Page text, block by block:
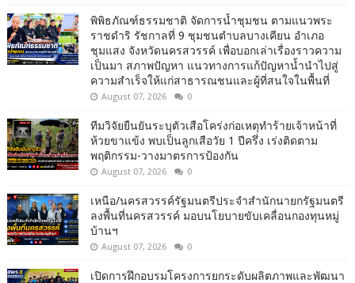
พิพิธภัณฑ์ธรรมชาติ จัดการน้ำชุมชน ตามแนวพระ
ราชดำริ รัชกาลที่ 9 ชุมชนตำบลบางเคียน อำเภอ
ชุมแสง จังหวัดนครสวรรค์ เพื่อบอกเล่าเรื่องราวความ
เป็นมา สภาพปัญหา แนวทางการแก้ปัญหาน้ำนำไปสู่
ความสำเร็จให้แก่สาธารณชนและผู้ที่สนใจในพื้นที่
August 07, 2026 0
ทีมวิจัยยืนยันระบุตัวเสือโคร่งก่อเหตุทำร้ายเจ้าหน้าที่
ห้วยขาแข้ง พบเป็นลูกเสือวัย 1 ปีครึ่ง เร่งติดตาม
พฤติกรรม-วางมาตรการป้องกัน
August 07, 2026 0
เหนือ/นครสวรรค์รัฐมนตรีประจำสำนักนายกรัฐมนตรี
ลงพื้นที่นครสวรรค์ มอบนโยบายขับเคลื่อนกองทุนหมู่
บ้านฯ
August 07, 2026 0
เปิดการฝึกอบรมโครงการยกระดับผลิตภาพและพัฒนา